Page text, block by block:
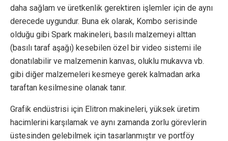
daha sağlam ve üretkenlik gerektiren işlemler için de aynı
derecede uygundur. Buna ek olarak, Kombo serisinde
olduğu gibi Spark makineleri, basılı malzemeyi alttan
(basılı taraf aşağı) kesebilen özel bir video sistemi ile
donatılabilir ve malzemenin kanvas, oluklu mukavva vb.
gibi diğer malzemeleri kesmeye gerek kalmadan arka
taraftan kesilmesine olanak tanır.
Grafik endüstrisi için Elitron makineleri, yüksek üretim
hacimlerini karşılamak ve aynı zamanda zorlu görevlerin
üstesinden gelebilmek için tasarlanmıştır ve portföy